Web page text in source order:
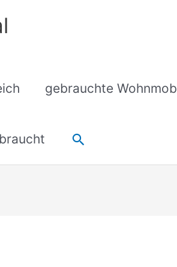
gebrauchte
Suchen